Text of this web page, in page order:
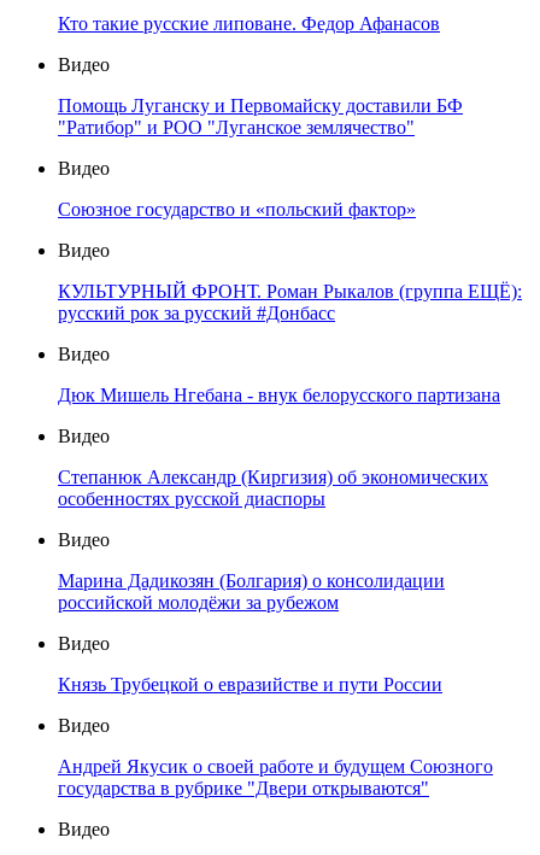
Кто такие русские липоване. Федор Афанасов
Видео
Помощь Луганску и Первомайску доставили БФ
"Ратибор" и РОО "Луганское землячество"
Видео
Союзное государство и «польский фактор»
Видео
КУЛЬТУРНЫЙ ФРОНТ. Роман Рыкалов (группа ЕЩЁ):
русский рок за русский #Донбасс
Видео
Дюк Мишель Нгебана - внук белорусского партизана
Видео
Степанюк Александр (Киргизия) об экономических
особенностях русской диаспоры
Видео
Марина Дадикозян (Болгария) о консолидации
российской молодёжи за рубежом
Видео
Князь Трубецкой о евразийстве и пути России
Видео
Андрей Якусик о своей работе и будущем Союзного
государства в рубрике "Двери открываются"
Видео